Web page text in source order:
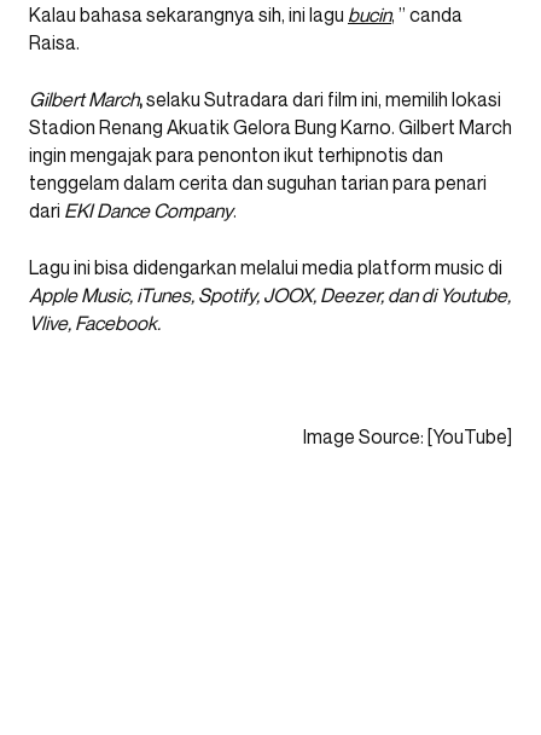
Kalau bahasa sekarangnya sih, ini lagu bucin, ” canda
Raisa.
Gilbert March,selaku Sutradara dari film ini, memilih lokasi
Stadion Renang Akuatik Gelora Bung Karno. Gilbert March
ingin mengajak para penonton ikut terhipnotis dan
tenggelam dalam cerita dan suguhan tarian para penari
dari EKI Dance Company.
Lagu ini bisa didengarkan melalui media platform music di
Apple Music, iTunes, Spotify, JOOX, Deezer, dan di Youtube,
Vlive, Facebook.
Image Source: [YouTube]